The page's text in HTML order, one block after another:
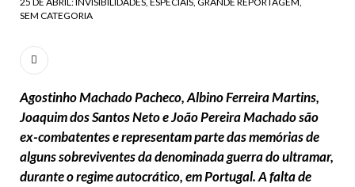
SEM CATEGORIA
Agostinho Machado Pacheco, Albino Ferreira Martins,
Joaquim dos Santos Neto e João Pereira Machado são
ex-combatentes e representam parte das memórias de
alguns sobreviventes da denominada guerra do ultramar,
durante o regime autocrático, em Portugal. A falta de